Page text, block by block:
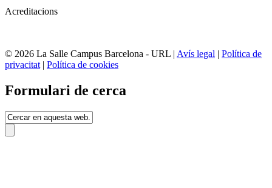
Acreditacions
© 2026 La Salle Campus Barcelona - URL | Avís legal | Política de
privacitat | Política de cookies
Formulari de cerca